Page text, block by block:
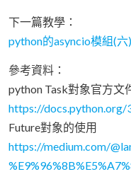
下一篇教學：
python的asyncio模組(
參考資料：
python Task對象官方文
https://
Future對象的使用
https://medium.com/